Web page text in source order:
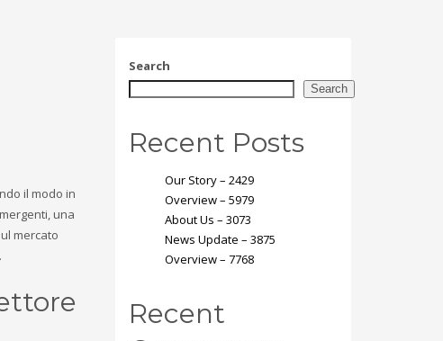
il modo in
una
mercato
Search
Search
Recent Posts
Our Story – 2429
Overview – 5979
About Us – 3073
News Update – 3875
Overview – 7768
Recent